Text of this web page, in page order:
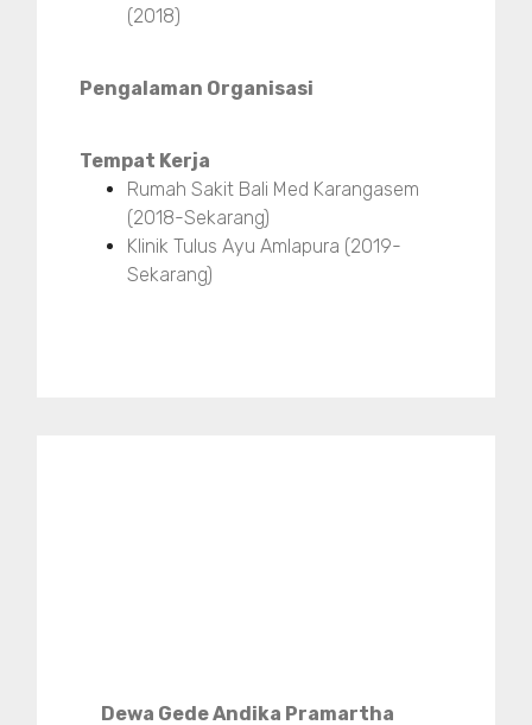
(2018)
Pengalaman Organisasi
Tempat Kerja
Rumah Sakit Bali Med Karangasem
(2018-Sekarang)
Klinik Tulus Ayu Amlapura (2019-
Sekarang)
Dewa Gede Andika Pramartha